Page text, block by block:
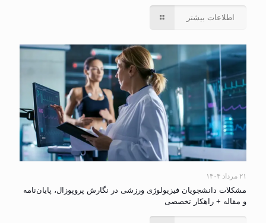
اطلاعات بیشتر
۲۱ مرداد ۱۴۰۴
مشکلات دانشجویان فیزیولوژی ورزشی در نگارش پروپوزال، پایان‌نامه
و مقاله + راهکار تخصصی